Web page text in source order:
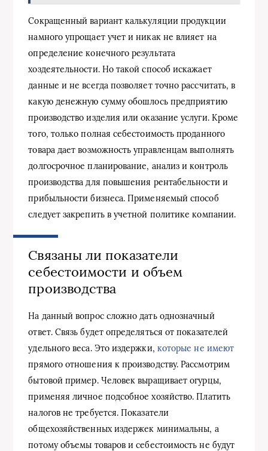
Сокращенный вариант калькуляции продукции
намного упрощает учет и никак не влияет на
определение конечного результата
хоздеятельности. Но такой способ искажает
данные и не всегда позволяет точно рассчитать, в
какую денежную сумму обошлось предприятию
производство изделия или оказание услуги. Кроме
того, только полная себестоимость проданного
товара дает возможность управленцам выполнять
долгосрочное планирование, анализ и контроль
производства для повышения рентабельности и
прибыльности бизнеса. Применяемый способ
следует закрепить в учетной политике компании.
Связаны ли показатели
себестоимости и объем
производства
На данный вопрос сложно дать однозначный
ответ. Связь будет определяться от показателей
удельного веса. Это издержки, которые не имеют
прямого отношения к производству. Рассмотрим
бытовой пример. Человек выращивает огурцы,
применяя личное подсобное хозяйство. Платить
налогов не требуется. Показатели
общехозяйственных издержек минимальны, а
потому объемы товаров и себестоимость не будут